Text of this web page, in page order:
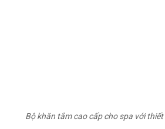
Bộ khăn tắm cao cấp cho spa với